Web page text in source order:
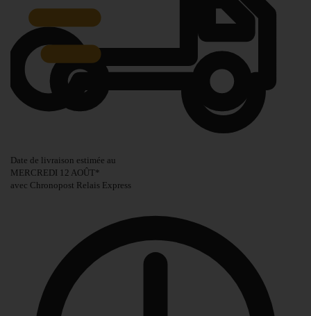
Date de livraison estimée au
MERCREDI 12 AOÛT*
avec Chronopost Relais Express